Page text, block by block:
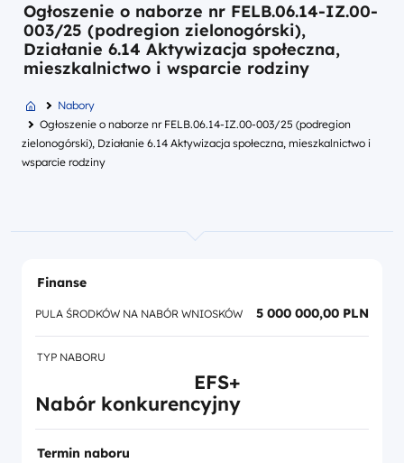
Ogłoszenie o naborze nr FELB.06.14-IZ.00-
003/25 (podregion zielonogórski),
Działanie 6.14 Aktywizacja społeczna,
mieszkalnictwo i wsparcie rodziny
Nabory
Ogłoszenie o naborze nr FELB.06.14-IZ.00-003/25 (podregion
zielonogórski), Działanie 6.14 Aktywizacja społeczna, mieszkalnictwo i
wsparcie rodziny
Finanse
PULA ŚRODKÓW NA NABÓR WNIOSKÓW 5 000 000,00 PLN
TYP NABORU
EFS+
Nabór konkurencyjny
Termin naboru